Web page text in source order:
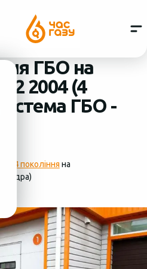
ГБО на
2004 (4
ГБО -
4 покоління на